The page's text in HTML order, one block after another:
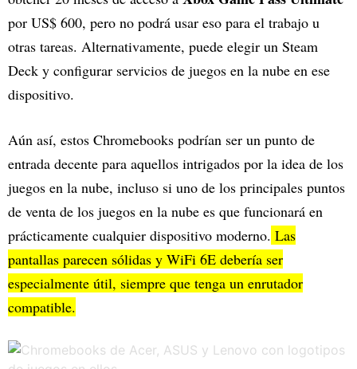
por US$ 600, pero no podrá usar eso para el trabajo u
otras tareas. Alternativamente, puede elegir un Steam
Deck y configurar servicios de juegos en la nube en ese
dispositivo.
Aún así, estos Chromebooks podrían ser un punto de
entrada decente para aquellos intrigados por la idea de los
juegos en la nube, incluso si uno de los principales puntos
de venta de los juegos en la nube es que funcionará en
prácticamente cualquier dispositivo moderno. Las
pantallas parecen sólidas y WiFi 6E debería ser
especialmente útil, siempre que tenga un enrutador
compatible.